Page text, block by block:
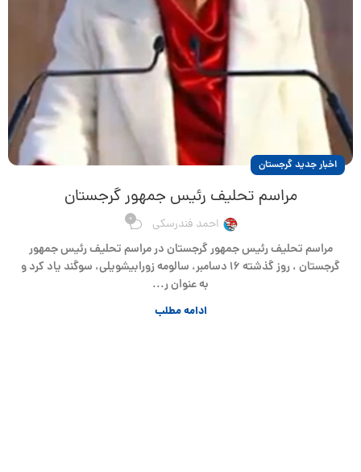
اخبار جدید گرجستان
مراسم تحلیف رئیس جمهور گرجستان
احمد فندرسکی 0
مراسم تحلیف رئیس جمهور گرجستان در مراسم تحلیف رئیس جمهور
گرجستان ، روز گذشته ۱۶ دسامبر، سالومه زورابیشویلی، سوگند یاد کرد و
به عنوان ر...
ادامه مطلب